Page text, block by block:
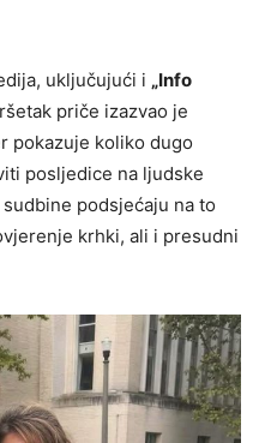
uključujući i „Info
priče izazvao je
pokazuje koliko dugo
posljedice na ljudske
podsjećaju na to
krhki, ali i presudni